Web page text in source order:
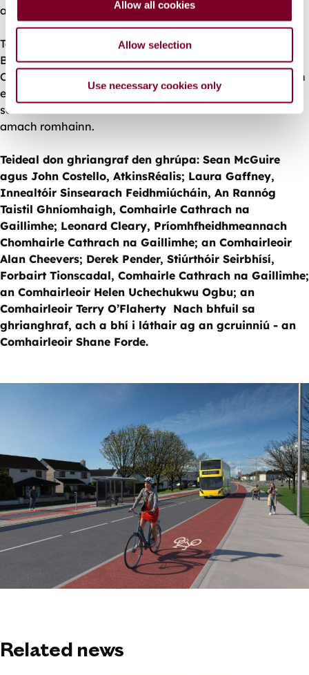
n
Allow all cookies
Allow selection
Use necessary cookies only
a bhaint as iompar poiblí.
Tá an t-eolas is déanaí ar Scéim Líonra Rothaíochta
Bhóthar an Bhaile Bháin agus Bhóthar Pháirc an
Chaisleáin ar fáil ar
. Cuirfear tuilleadh
eolais ar fáil ar an suíomh gréasáin agus ar ardáin meán
sóisialta Chomhairle Cathrach na Gaillimhe sna míonna
amach romhainn.
Teideal don ghriangraf den ghrúpa: Sean McGuire
agus John Costello, AtkinsRéalis; Laura Gaffney,
Innealtóir Sinsearach Feidhmiúcháin, An Rannóg
Taistil Ghníomhaigh, Comhairle Cathrach na
Gaillimhe; Leonard Cleary, Príomhfheidhmeannach
Chomhairle Cathrach na Gaillimhe; an Comhairleoir
Alan Cheevers; Derek Pender, Stiúrthóir Seirbhísí,
Forbairt Tionscadal, Comhairle Cathrach na Gaillimhe;
an Comhairleoir Helen Uchechukwu Ogbu; an
Comhairleoir Terry O’Flaherty Nach bhfuil sa
ghrianghraf, ach a bhí i láthair ag an gcruinniú - an
Comhairleoir Shane Forde.
Related news